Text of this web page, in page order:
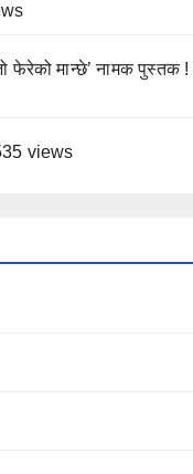
फेरेको मान्छे’ नामक पुस्तक !
views